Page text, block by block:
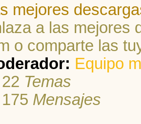
mejores
a las mejores
o comparte las
Equipo
22 Temas
175 Mensajes